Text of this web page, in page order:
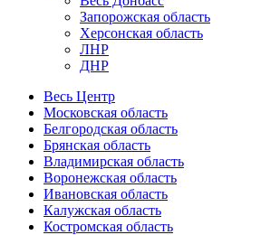
Запорожская область
Херсонская область
ЛНР
ДНР
Весь Центр
Московская область
Белгородская область
Брянская область
Владимирская область
Воронежская область
Ивановская область
Калужская область
Костромская область